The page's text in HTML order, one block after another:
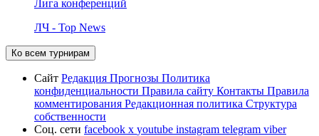
Лига конференций
ЛЧ - Top News
Ко всем турнирам
Сайт Редакция Прогнозы Политика
конфиденциальности Правила сайту Контакты Правила
комментирования Редакционная политика Структура
собственности
Соц. сети facebook x youtube instagram telegram viber